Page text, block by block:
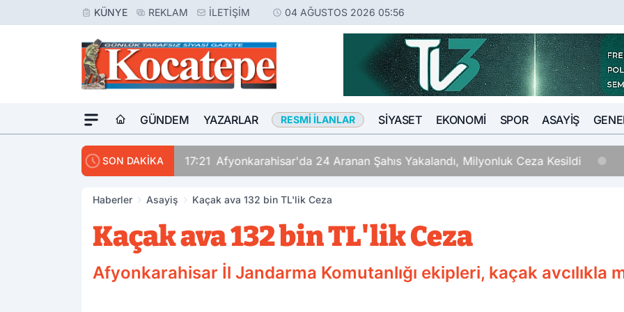
KÜNYE REKLAM İLETIŞIM 04 AĞUSTOS 2026 05:56
GÜNDEM YAZARLAR RESMI İLANLAR SIYASET EKONOMI SPOR ASAYIŞ
SON DAKİKA 17:21 Afyonkarahisar'da 24 Aranan Şahıs Yakalandı, Milyonluk Ceza Kesildi
Haberler Asayiş Kaçak ava 132 bin TL'lik Ceza
Kaçak ava 132 bin TL'lik Ceza
Afyonkarahisar İl Jandarma Komutanlığı ekipleri, kaçak avcılıkla